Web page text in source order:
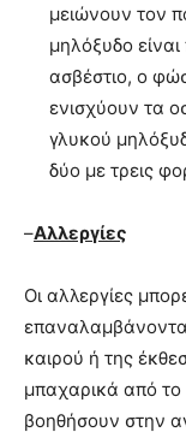
μειώνουν τον
μηλόξυδο
ασβέστιο, ο
ενισχύουν τα
γλυκού
δύο με τρεις
–Αλλεργίες
Οι αλλεργίες
καιρού ή της
μπαχαρικά από
βοηθήσουν στην